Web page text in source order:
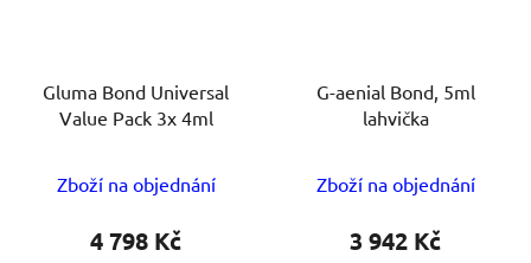
Gluma Bond Universal
Value Pack 3x 4ml
Zboží na objednání
4 798 Kč
G-aenial Bond, 5ml
lahvička
Zboží na objednání
3 942 Kč